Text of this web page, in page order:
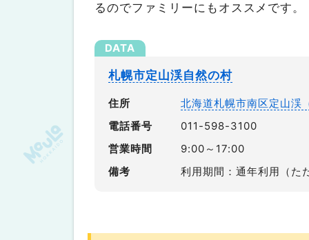
MEMUの森キャンプ場
まとめ
るのでファミリーにもオススメです。
札幌市定山渓自然の村
住所
北海道札幌市南区定山渓
電話番号
011-598-3100
営業時間
9:00～17:00
備考
利用期間：通年利用（た